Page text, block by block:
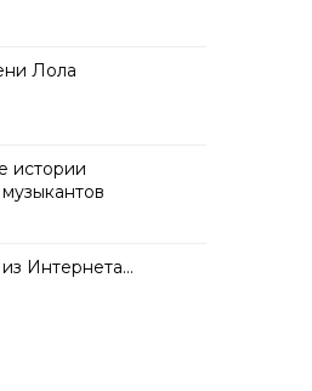
Лола
истории
Интернета…